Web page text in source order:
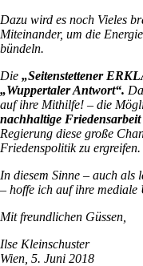
Dazu wird es noch Vieles
Miteinander, um die
bündeln.
Die „Seitenstettener
„Wuppertaler Antwort“.
auf ihre Mithilfe! – die
nachhaltige Friedensarbeit
Regierung diese große
Friedenspolitik zu ergreifen.
In diesem Sinne – auch
– hoffe ich auf ihre mediale
Mit freundlichen Güssen,
Ilse Kleinschuster
Wien, 5. Juni 2018